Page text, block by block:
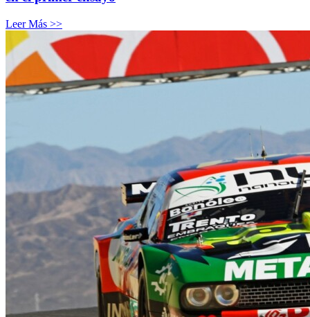
Leer Más >>